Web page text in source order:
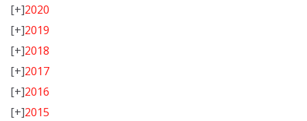
[+]2020
[+]2019
[+]2018
[+]2017
[+]2016
[+]2015